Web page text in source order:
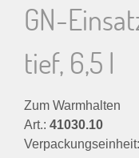
GN-
tief, 6,5 l
Zum Warmhalten
Art.: 41030.10
Verpackungseinheit: